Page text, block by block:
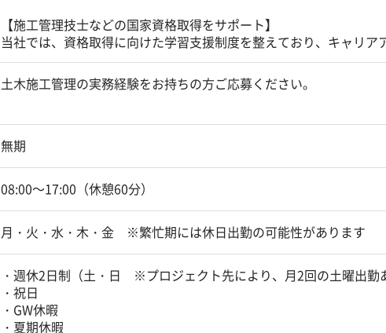
【施工管理技士などの国家資格取得をサポート】
当社では、資格取得に向けた学習支援制度を整えており、キャリア
土木施工管理の実務経験をお持ちの方ご応募ください。
無期
08:00～17:00（休憩60分）
月・火・水・木・金 ※繁忙期には休日出勤の可能性があります
・週休2日制（土・日 ※プロジェクト先により、月2回の土曜出勤
・祝日
・GW休暇
・夏期休暇